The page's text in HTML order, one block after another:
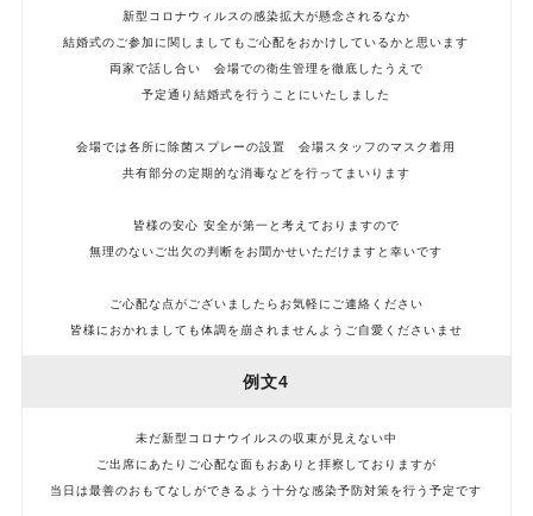
新型コロナウィルスの感染拡大が懸念されるなか
結婚式のご参加に関しましてもご心配をおかけしているかと思います
両家で話し合い 会場での衛生管理を徹底したうえで
予定通り結婚式を行うことにいたしました
会場では各所に除菌スプレーの設置 会場スタッフのマスク着用
共有部分の定期的な消毒などを行ってまいります
皆様の安心 安全が第一と考えておりますので
無理のないご出欠の判断をお聞かせいただけますと幸いです
ご心配な点がございましたらお気軽にご連絡ください
皆様におかれましても体調を崩されませんようご自愛くださいませ
例文4
未だ新型コロナウイルスの収束が見えない中
ご出席にあたりご心配な面もおありと拝察しておりますが
当日は最善のおもてなしができるよう十分な感染予防対策を行う予定です